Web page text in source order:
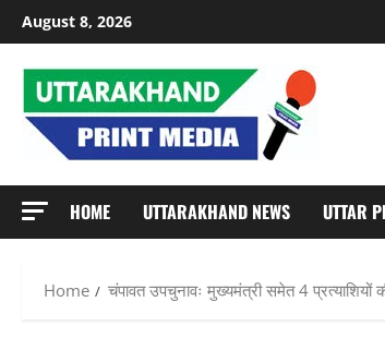
Skip
to
content
August 8, 2026
HOME UTTARAKHAND NEWS UTTAR
Home चंपावत उपचुनावः मुख्यमंत्री समेत 4